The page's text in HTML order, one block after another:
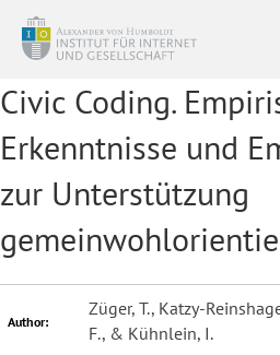
Civic Coding.
Erkenntnisse und
zur Unterstützung
Author:
Züger, T., Katzy-
F., & Kühnlein, I.